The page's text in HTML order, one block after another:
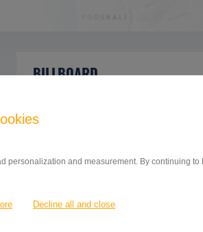
personalization and measurement. By continuing
Decline all and close
BILLBOARD